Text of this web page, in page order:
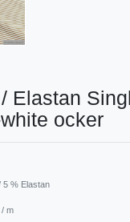
Elastan
ocker
5 % Elastan
/ m